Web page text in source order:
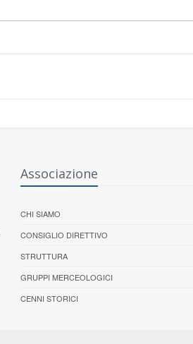
Associazione
CHI SIAMO
CONSIGLIO DIRETTIVO
STRUTTURA
GRUPPI MERCEOLOGICI
CENNI STORICI